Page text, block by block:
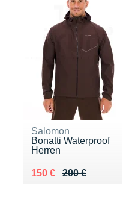
Salomon
Bonatti Waterproof
Herren
200 €
Au lieu de 200 €
150 €
Vendu 150 €